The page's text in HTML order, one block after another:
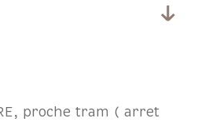
proche tram ( arret